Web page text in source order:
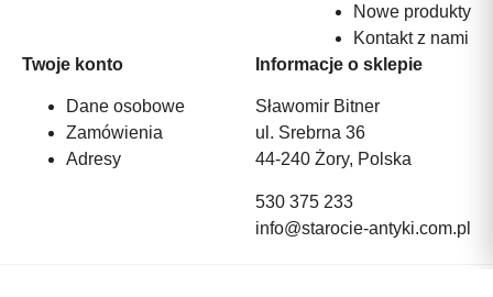
Nowe produkty
Kontakt z nami
Twoje konto
Dane osobowe
Zamówienia
Adresy
Informacje o sklepie
Sławomir Bitner
ul. Srebrna 36
44-240 Żory, Polska
530 375 233
info@starocie-antyki.com.pl